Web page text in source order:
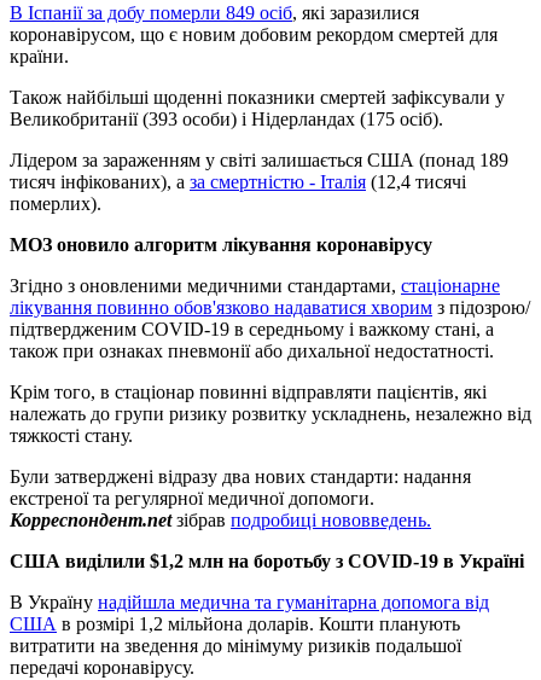
В Іспанії за добу померли 849 осіб, які заразилися
коронавірусом, що є новим добовим рекордом смертей для
країни.
Також найбільші щоденні показники смертей зафіксували у
Великобританії (393 особи) і Нідерландах (175 осіб).
Лідером за зараженням у світі залишається США (понад 189
тисяч інфікованих), а за смертністю - Італія (12,4 тисячі
померлих).
МОЗ оновило алгоритм лікування коронавірусу
Згідно з оновленими медичними стандартами, стаціонарне
лікування повинно обов'язково надаватися хворим з підозрою/
підтвердженим COVID-19 в середньому і важкому стані, а
також при ознаках пневмонії або дихальної недостатності.
Крім того, в стаціонар повинні відправляти пацієнтів, які
належать до групи ризику розвитку ускладнень, незалежно від
тяжкості стану.
Були затверджені відразу два нових стандарти: надання
екстреної та регулярної медичної допомоги.
Корреспондент.netзібрав подробиці нововведень.
США виділили $1,2 млн на боротьбу з COVID-19 в Україні
В Україну надійшла медична та гуманітарна допомога від
США в розмірі 1,2 мільйона доларів. Кошти планують
витратити на зведення до мінімуму ризиків подальшої
передачі коронавірусу.